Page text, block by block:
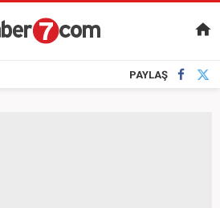
PAYLAŞ